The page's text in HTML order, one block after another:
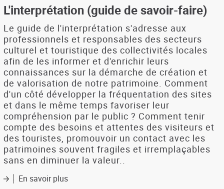
touristique
des
plages
:
étude
de
clientèles
L'interprétation (guide de savoir-faire)
Le guide de l'interprétation s'adresse aux
professionnels et responsables des secteurs
culturel et touristique des collectivités locales
afin de les informer et d'enrichir leurs
connaissances sur la démarche de création et
de valorisation de notre patrimoine. Comment
d'un côté développer la fréquentation des sites
et dans le même temps favoriser leur
compréhension par le public ? Comment tenir
compte des besoins et attentes des visiteurs et
des touristes, promouvoir un contact avec les
patrimoines souvent fragiles et irremplaçables
sans en diminuer la valeur..
En savoir plussur